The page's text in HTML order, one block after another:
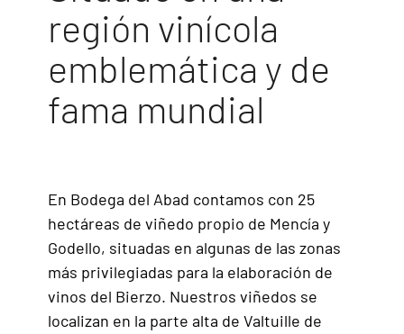
región vinícola
emblemática y de
fama mundial
En Bodega del Abad contamos con 25
hectáreas de viñedo propio de Mencía y
Godello, situadas en algunas de las zonas
más privilegiadas para la elaboración de
vinos del Bierzo. Nuestros viñedos se
localizan en la parte alta de Valtuille de